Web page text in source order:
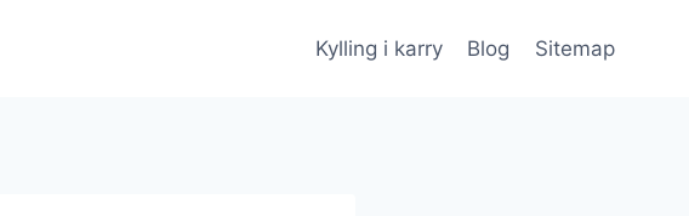
Kylling i karry Blog Sitemap